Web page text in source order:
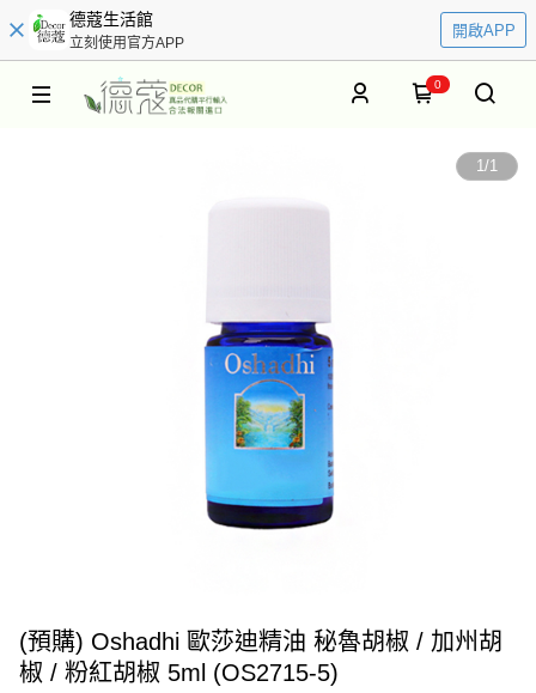
德蔻生活館
立刻使用官方APP
開啟APP
0
1/1
(預購) Oshadhi 歐莎迪精油 秘魯胡椒 / 加州胡
椒 / 粉紅胡椒 5ml (OS2715-5)